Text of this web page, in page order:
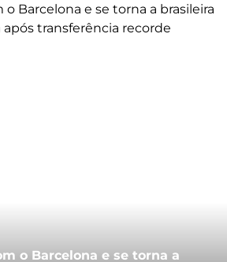
o Barcelona e se torna a